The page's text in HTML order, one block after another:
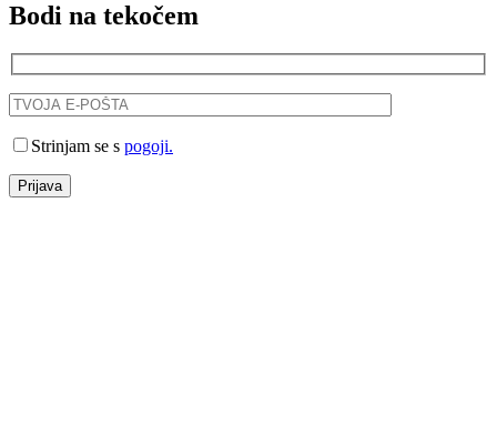
Bodi na tekočem
Strinjam se s pogoji.
Prijava